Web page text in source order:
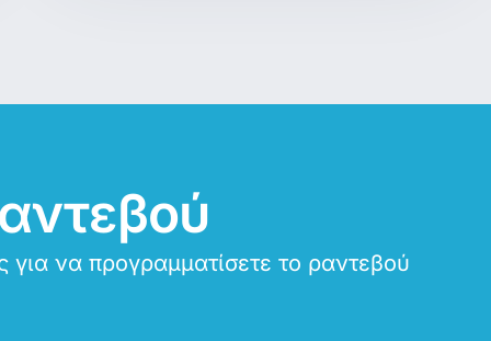
για να προγραμματίσετε το ραντεβού